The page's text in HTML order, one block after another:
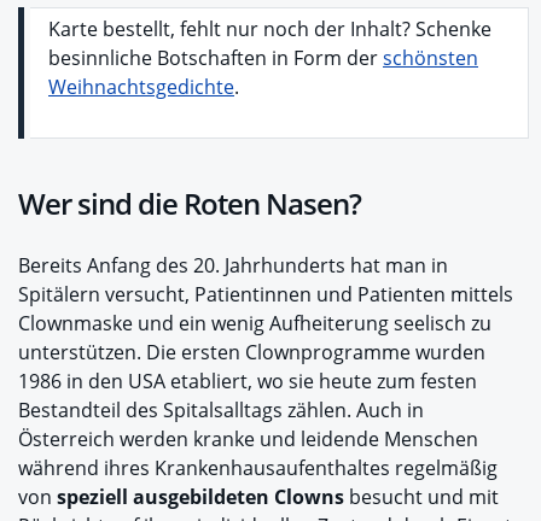
Karte bestellt, fehlt nur noch der Inhalt? Schenke
besinnliche Botschaften in Form derschönsten
Weihnachtsgedichte.
Wer sind die Roten Nasen?
Bereits Anfang des 20. Jahrhunderts hat man in
Spitälern versucht, Patientinnen und Patienten mittels
Clownmaske und ein wenig Aufheiterung seelisch zu
unterstützen. Die ersten Clownprogramme wurden
1986 in den USA etabliert, wo sie heute zum festen
Bestandteil des Spitalsalltags zählen. Auch in
Österreich werden kranke und leidende Menschen
während ihres Krankenhausaufenthaltes regelmäßig
von speziell ausgebildeten Clowns besucht und mit